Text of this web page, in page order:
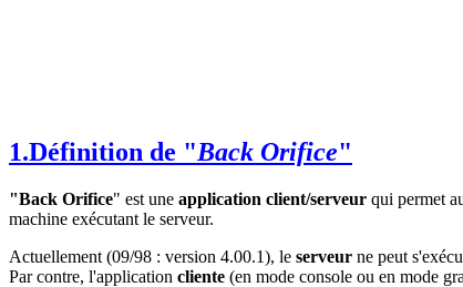
1.Définition de "Back Orifice"
"Back Orifice" est une application client/serveur qui permet
machine exécutant le serveur.
Actuellement (09/98 : version 4.00.1), le serveur ne peut
Par contre, l'application cliente (en mode console ou en mode